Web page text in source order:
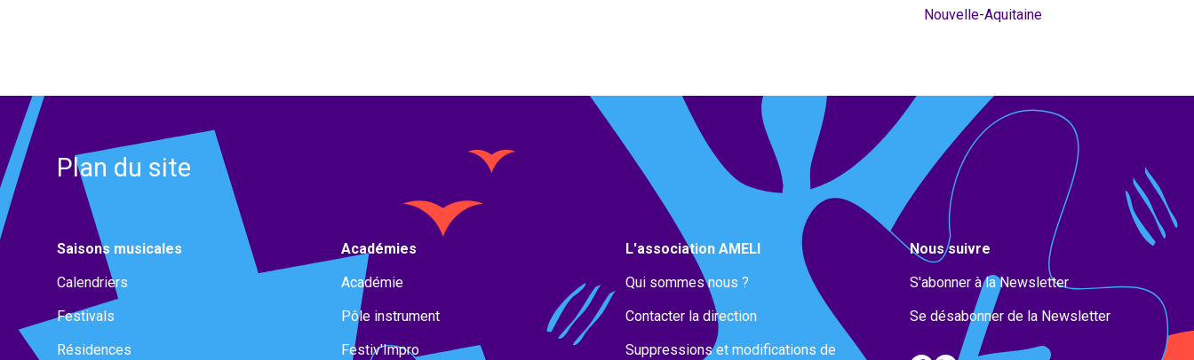
Nouvelle-Aquitaine
Plan du site
Saisons musicales
Calendriers
Festivals
Résidences
Académies
Académie
Pôle instrument
Festiv'Impro
L'association AMELI
Qui sommes nous ?
Contacter la direction
Suppressions et modifications de
Nous suivre
S'abonner à la Newsletter
Se désabonner de la Newsletter